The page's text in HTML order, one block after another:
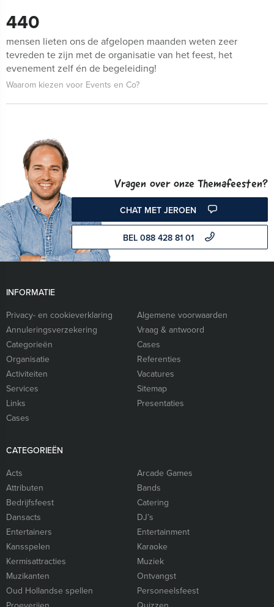
440
mensen lieten ons de afgelopen maanden weten zeer
tevreden te zijn met de organisatie van het feest, het
evenement zelf én de begeleiding!
Waarom kiezen voor Events en Co?
Vragen over onze Themafeesten?
CHAT MET JEROEN
BEL 088 428 81 01
INFORMATIE
Privacy- en cookieverklaring
Algemene voorwaarden
Annuleringsverzekering
Vraag & antwoord
Categorieën
Cases
Organisatie
Referenties
Activiteiten
Vacatures
Services
Sitemap
Links
Presentaties
Cases
CATEGORIEËN
Acts
Arcade Games
Attributen
Bands
Bedrijfsfeest
Catering
Dansacts
DJ’s
Entertainers
Entertainment
Kansspelen
Karaoke
Kermisattracties
Muziek
Muzikanten
Ontvangst
Oud Hollandse spellen
Personeelsfeest